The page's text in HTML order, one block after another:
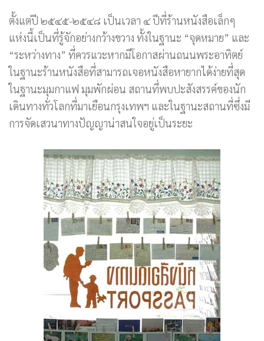
ตั้งแต่ปี ๒๕๔๕-๒๕๔๘ เป็นเวลา ๔ ปีที่ร้านหนังสือเล็กๆ
แห่งนี้เป็นที่รู้จักอย่างกว้างขวาง ทั้งในฐานะ “จุดหมาย” และ
“ระหว่างทาง” ที่ควรแวะหากมีโอกาสผ่านถนนพระอาทิตย์
ในฐานะร้านหนังสือที่สามารถเจอหนังสือหายากได้ง่ายที่สุด
ในฐานะมุมกาแฟ มุมพักผ่อน สถานที่พบปะสังสรรค์ของนัก
เดินทางทั่วโลกที่มาเยือนกรุงเทพฯ และในฐานะสถานที่ซึ่งมี
การจัดเสวนาทางปัญญาน่าสนใจอยู่เป็นระยะ